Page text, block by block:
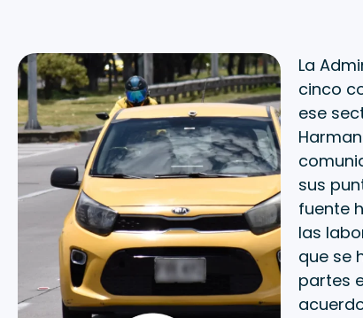
La
cinco
ese
sus
fuente
las
que se
partes